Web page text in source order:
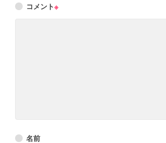
コメント※
名前